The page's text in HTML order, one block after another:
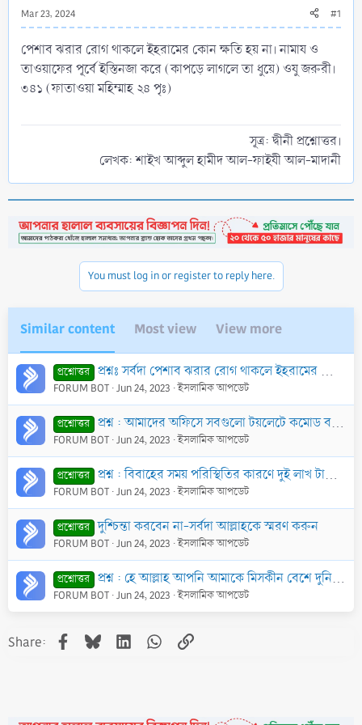
Mar 23, 2024 #1
পেশাব ঝরার রোগ থাকলে ইহরামের কোন ক্ষতি হয় না। নামায ও
তাওয়াফের পূর্বে ইস্তিনজা করে (কাপড়ে লাগলে তা ধুয়ে) ওযু জরুরী।
৩৪১ (ফাতাওয়া মহিম্মাহ ২৪ পৃঃ)
সূত্র: দ্বীনী প্রশ্নোত্তর।
লেখক: শাইখ আব্দুল হামীদ আল-ফাইযী আল-মাদানী​
You must log in or register to reply here.
Similar content Most view View more
প্রশ্নোত্তর প্রশ্নঃ সর্বদা পেশাব ঝরার রোগ থাকলে ইহরামের কোন ক্ষতি হবে না?
FORUM BOT Jun 24, 2023 ইসলামিক আপডেট
প্রশ্নোত্তর প্রশ্ন : আমাদের অফিসে সবগুলো টয়লেটে কমোড বসানো। তাই বসে পেশাব করার কোন উপায় নেই। এক্ষণে দাঁড়িয়ে পেশাব করা জায়েয হবে কি?
FORUM BOT Jun 24, 2023 ইসলামিক আপডেট
প্রশ্নোত্তর প্রশ্ন : বিবাহের সময় পরিস্থিতির কারণে দুই লাখ টাকা মোহরানায় রাযী হই। কিন্তু তা পরিশোধ করা আমার জন্য অতি কষ্টকর। স্ত্রী সর্বদা বলে, পঞ্চাশ হাযার টাকা প
FORUM BOT Jun 24, 2023 ইসলামিক আপডেট
প্রশ্নোত্তর দুশ্চিন্তা করবেন না-সর্বদা আল্লাহকে স্মরণ করুন
FORUM BOT Jun 24, 2023 ইসলামিক আপডেট
প্রশ্নোত্তর প্রশ্ন : হে আল্লাহ আপনি আমাকে মিসকীন বেশে দুনিয়াতে বাঁচিয়ে রাখুন এবং মিসকীনদের সাথে পুনরুত্থান ঘটান’ মর্মে বর্ণিত দো‘আটি রাসূল (ছাঃ) সর্বদা করতেন কি?
FORUM BOT Jun 24, 2023 ইসলামিক আপডেট
Share: Facebook
BlueskyLinkedInWhatsApp
Link